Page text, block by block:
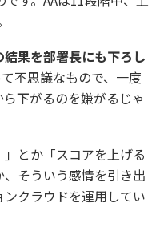
結果を部署長にも下ろし
不思議なもので、一度
下がるのを嫌がるじゃ
」とか「スコアを上げる
そういう感情を引き出
クラウドを運用してい